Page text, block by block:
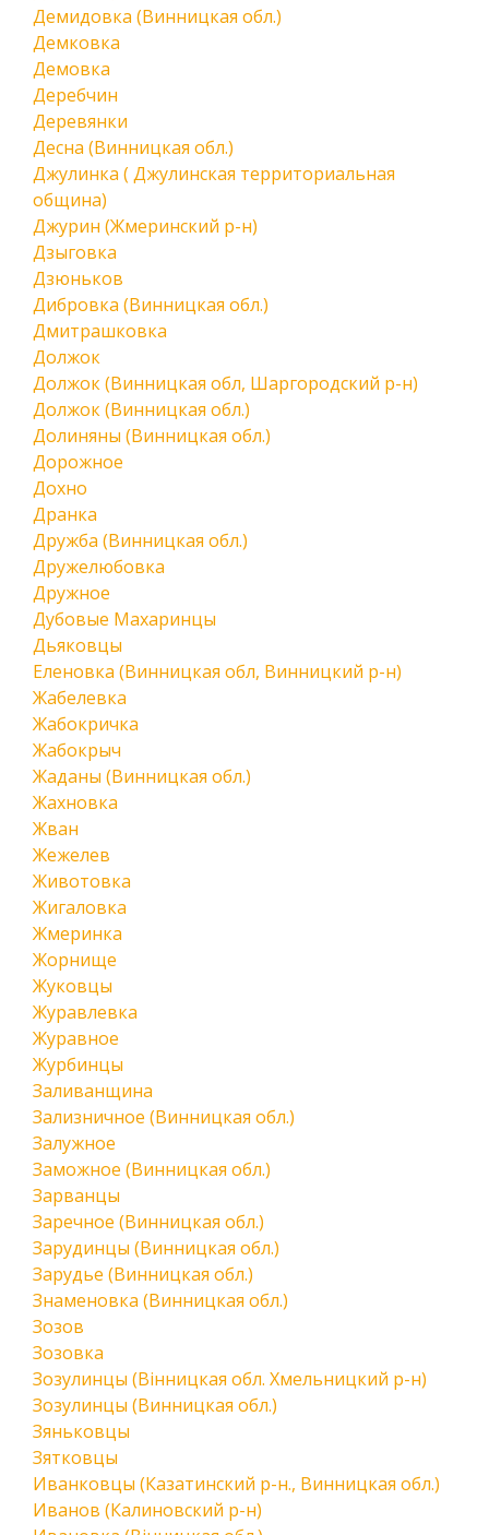
Демидовка (Винницкая обл.)
Демковка
Демовка
Деребчин
Деревянки
Десна (Винницкая обл.)
Джулинка ( Джулинская территориальная
община)
Джурин (Жмеринский р-н)
Дзыговка
Дзюньков
Дибровка (Винницкая обл.)
Дмитрашковка
Должок
Должок (Винницкая обл, Шаргородский р-н)
Должок (Винницкая обл.)
Долиняны (Винницкая обл.)
Дорожное
Дохно
Дранка
Дружба (Винницкая обл.)
Дружелюбовка
Дружное
Дубовые Махаринцы
Дьяковцы
Еленовка (Винницкая обл, Винницкий р-н)
Жабелевка
Жабокричка
Жабокрыч
Жаданы (Винницкая обл.)
Жахновка
Жван
Жежелев
Животовка
Жигаловка
Жмеринка
Жорнище
Жуковцы
Журавлевка
Журавное
Журбинцы
Заливанщина
Зализничное (Винницкая обл.)
Залужное
Заможное (Винницкая обл.)
Зарванцы
Заречное (Винницкая обл.)
Зарудинцы (Винницкая обл.)
Зарудье (Винницкая обл.)
Знаменовка (Винницкая обл.)
Зозов
Зозовка
Зозулинцы (Вінницкая обл. Хмельницкий р-н)
Зозулинцы (Винницкая обл.)
Зяньковцы
Зятковцы
Иванковцы (Казатинский р-н., Винницкая обл.)
Иванов (Калиновский р-н)